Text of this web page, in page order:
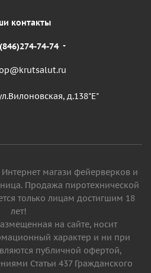
контакты
74-74
д.138"Е"
магази фейерверков и
Продажа пиротехнической
только лицам достигшим 18
лет!
на сайте, носит
характер и ни при
публичной офертой,
Статьи 437 Гражданского